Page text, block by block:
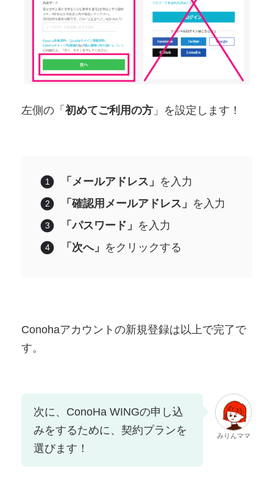
左側の「 初めてご利用の方 」を設定します！
「メールアドレス」 を入力
「確認用メールアドレス」 を入力
「パスワード」 を入力
「次へ」 をクリックする
Conohaアカウントの新規登録は以上で完了で
す。
次に、ConoHa WINGの申し込
みをするために、契約プランを
選びます！
みりんママ